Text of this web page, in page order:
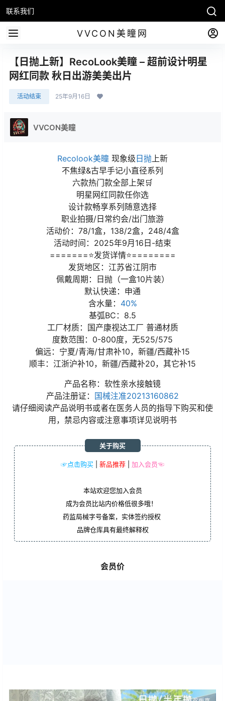
联系我们
VVCON美瞳网
【日抛上新】RecoLook美瞳 – 超前设计明星
网红同款 秋日出游美美出片
活动结束 25年9月16日
VVCON美瞳
Recolook美瞳 现象级 日抛上新
不焦绿&古早手记小直径系列
六款热门款全部上架🛒
明星网红同款任你选
设计款畅享系列随意选择
职业拍摄/日常约会/出门旅游
活动价：78/1盒，138/2盒，248/4盒
活动时间：2025年9月16日-结束
=======⭐发货详情⭐========
发货地区：江苏省江阴市
佩戴周期：日抛（一盒10片装）
默认快递：申通
含水量： 40%
基弧BC：8.5
工厂材质：国产康视达工厂 普通材质
度数范围：0-800度，无525/575
偏远：宁夏/青海/甘肃补10，新疆/西藏补15
顺丰：江浙沪补10，新疆/西藏补20，其它补15
产品名称：软性亲水接触镜
产品注册证： 国械注准20213160862
请仔细阅读产品说明书或者在医务人员的指导下购买和使
用，禁忌内容或注意事项详见说明书
☞点击购买 新品推荐 加入会员☜
关于购买
本站欢迎您加入会员
成为会员比站内价格低很多哦！
药监局械字号备案，实体签约授权
品牌仓库具有最终解释权
会员价